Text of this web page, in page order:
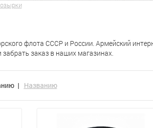
флота СССР и России. Армейский
заказ в наших магазинах.
| Названию